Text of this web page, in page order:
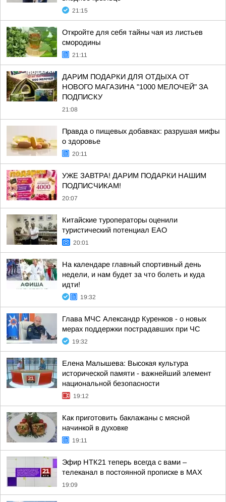
21:15
Откройте для себя тайны чая из листьев
смородины
21:11
ДАРИМ ПОДАРКИ ДЛЯ ОТДЫХА ОТ
НОВОГО МАГАЗИНА "1000 МЕЛОЧЕЙ" ЗА
ПОДПИСКУ
21:08
Правда о пищевых добавках: разрушая мифы
о здоровье
20:11
УЖЕ ЗАВТРА! ДАРИМ ПОДАРКИ НАШИМ
ПОДПИСЧИКАМ!
20:07
Китайские туроператоры оценили
туристический потенциал ЕАО
20:01
На календаре главный спортивный день
недели, и нам будет за что болеть и куда
идти!
19:32
Глава МЧС Александр Куренков - о новых
мерах поддержки пострадавших при ЧС
19:32
Елена Малышева: Высокая культура
исторической памяти - важнейший элемент
национальной безопасности
19:12
Как приготовить баклажаны с мясной
начинкой в духовке
19:11
Эфир НТК21 теперь всегда с вами –
телеканал в постоянной прописке в МАХ
19:09